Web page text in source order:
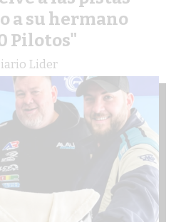
a su hermano
Pilotos"
Lider